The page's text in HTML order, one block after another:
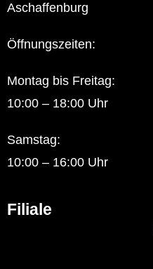
Aschaffenburg
Öffnungszeiten:
Montag bis Freitag:
10:00 – 18:00 Uhr
Samstag:
10:00 – 16:00 Uhr
Filiale